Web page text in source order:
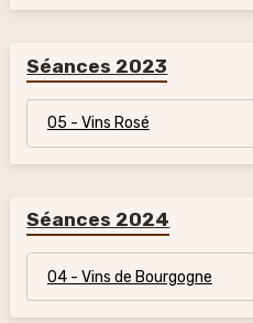
Séances 2023
05 - Vins Rosé
Séances 2024
04 - Vins de Bourgogne